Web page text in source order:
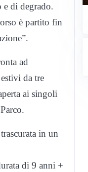
e di degrado.
è partito fin
ad
da tre
ai singoli
in un
di 9 anni +